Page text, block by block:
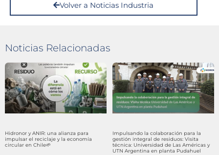
Volver a Noticias Industria
Noticias Relacionadas
Hidronor y ANIR: una alianza para
impulsar el reciclaje y la economía
circular en Chile🌱
Impulsando la colaboración para la
gestión integral de residuos: Visita
técnica: Universidad de Las Américas y
UTN Argentina en planta Pudahuel